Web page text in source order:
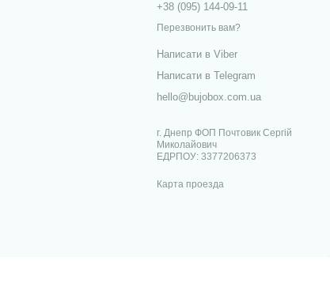
+38 (095) 144-09-11
Перезвонить вам?
Написати в Viber
Написати в Telegram
hello@bujobox.com.ua
г. Днепр ФОП Почтовик Сергій
Миколайович
ЕДРПОУ: 3377206373
Карта проезда